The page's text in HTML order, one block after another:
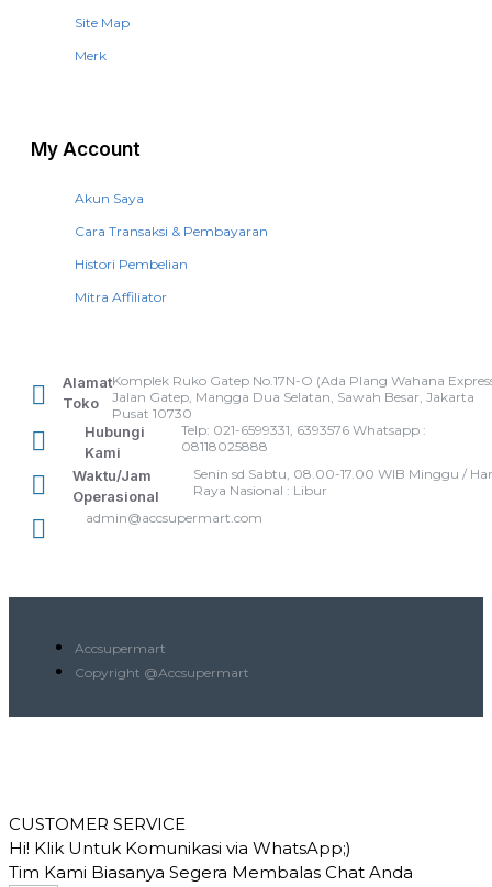
Site Map
Merk
My Account
Akun Saya
Cara Transaksi & Pembayaran
Histori Pembelian
Mitra Affiliator
Alamat
Toko
Komplek Ruko Gatep No.17N-O (Ada Plang Wahana
Jalan Gatep, Mangga Dua Selatan, Sawah Besar, Jakarta
Pusat 10730
Hubungi
Kami
Telp: 021-6599331, 6393576 Whatsapp :
08118025888
Waktu/Jam
Operasional
Senin sd Sabtu, 08.00-17.00 WIB Minggu /
Raya Nasional : Libur
admin@accsupermart.com
Accsupermart
Copyright @Accsupermart
CUSTOMER SERVICE
Hi! Klik Untuk Komunikasi via WhatsApp;)
Tim Kami Biasanya Segera Membalas Chat Anda